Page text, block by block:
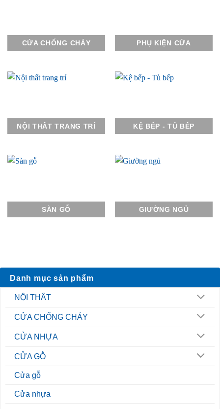
CỬA CHỐNG CHÁY PHỤ KIỆN CỬA
NỘI THẤT TRANG TRÍ KỆ BẾP - TỦ BẾP
SÀN GỖ GIƯỜNG NGỦ
Danh mục sản phẩm
NỘI THẤT
CỬA CHỐNG CHÁY
CỬA NHỰA
CỬA GỖ
Cửa gỗ
Cửa nhựa